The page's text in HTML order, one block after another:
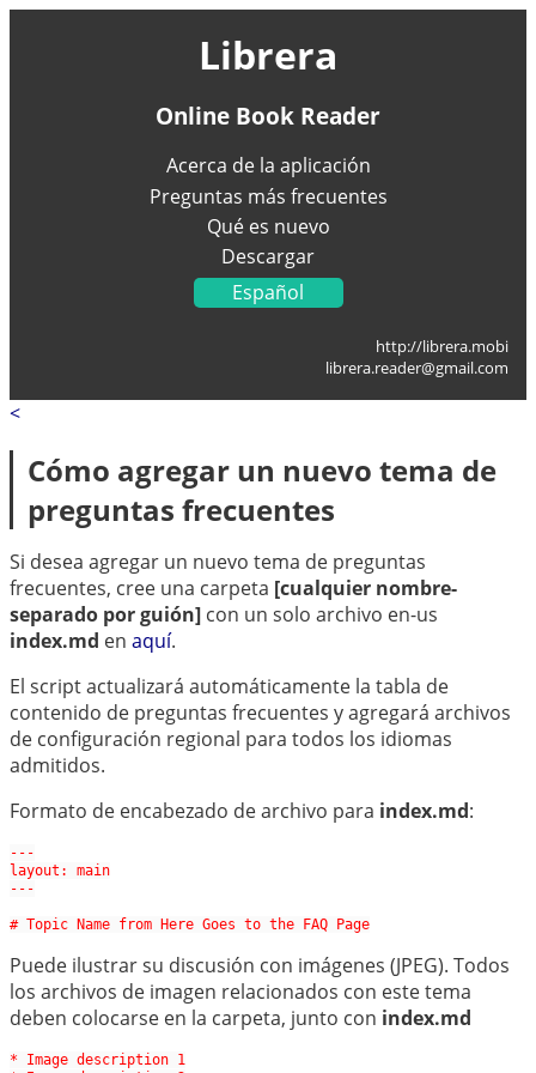
Librera
Online Book Reader
Acerca de la aplicación
Preguntas más frecuentes
Qué es nuevo
Descargar
Español
Portugal
العربية
http://librera.mobi
librera.reader@gmail.com
<
Cómo agregar un nuevo tema de
preguntas frecuentes
Si desea agregar un nuevo tema de preguntas
frecuentes, cree una carpeta [cualquier nombre-
separado por guión] con un solo archivo en-us
index.md en aquí.
El script actualizará automáticamente la tabla de
contenido de preguntas frecuentes y agregará archivos
de configuración regional para todos los idiomas
admitidos.
Formato de encabezado de archivo para index.md:
---
layout: main
---
Puede ilustrar su discusión con imágenes (JPEG). Todos
los archivos de imagen relacionados con este tema
deben colocarse en la carpeta, junto con index.md
* Image description 1